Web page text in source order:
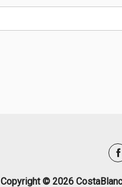
Copyright © 2026